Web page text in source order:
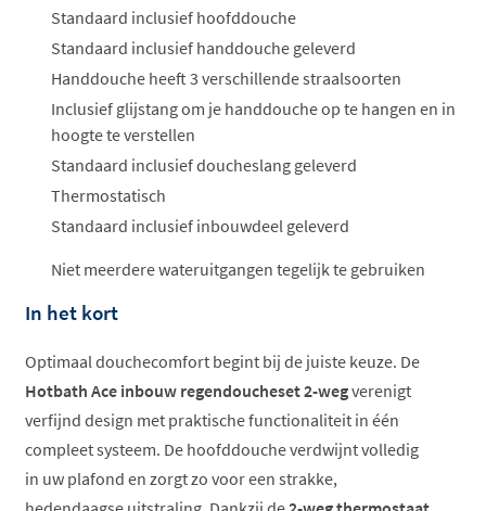
Standaard inclusief hoofddouche
Standaard inclusief handdouche geleverd
Handdouche heeft 3 verschillende straalsoorten
Inclusief glijstang om je handdouche op te hangen en in
hoogte te verstellen
Standaard inclusief doucheslang geleverd
Thermostatisch
Standaard inclusief inbouwdeel geleverd
Niet meerdere wateruitgangen tegelijk te gebruiken
In het kort
Optimaal douchecomfort begint bij de juiste keuze. De
Hotbath Ace inbouw regendoucheset 2-wegverenigt
verfijnd design met praktische functionaliteit in één
compleet systeem. De hoofddouche verdwijnt volledig
in uw plafond en zorgt zo voor een strakke,